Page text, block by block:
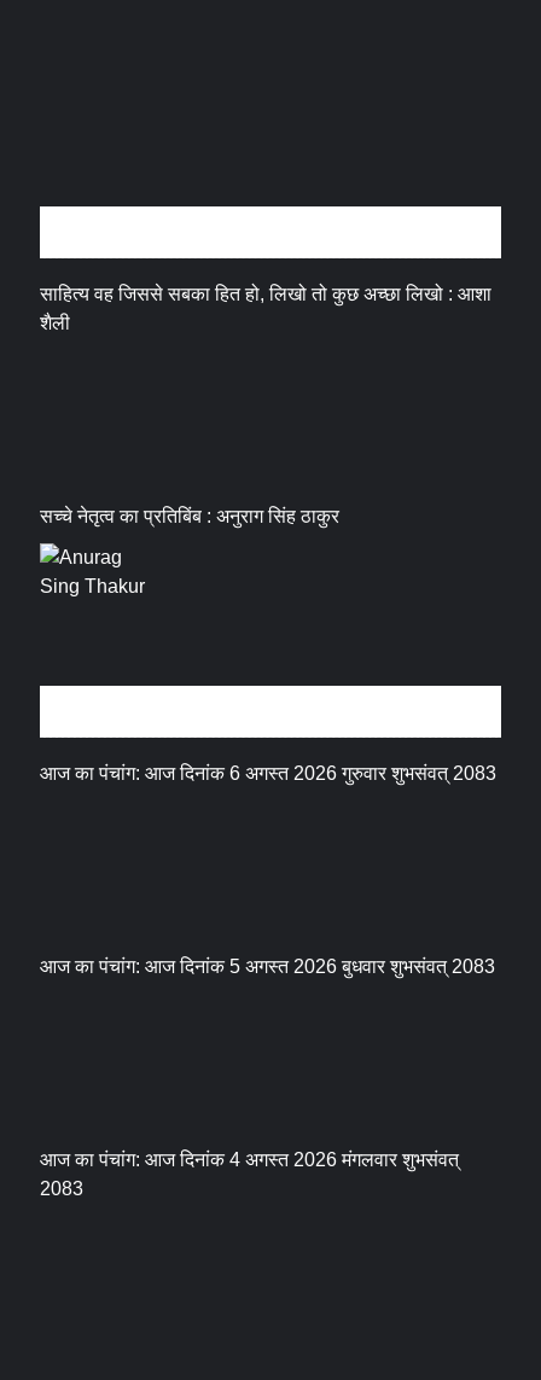
साहित्य वह जिससे सबका हित हो, लिखो तो कुछ अच्छा लिखो : आशा
शैली
सच्चे नेतृत्व का प्रतिबिंब : अनुराग सिंह ठाकुर
आज का पंचांग: आज दिनांक 6 अगस्त 2026 गुरुवार शुभसंवत् 2083
आज का पंचांग: आज दिनांक 5 अगस्त 2026 बुधवार शुभसंवत् 2083
आज का पंचांग: आज दिनांक 4 अगस्त 2026 मंगलवार शुभसंवत्
2083